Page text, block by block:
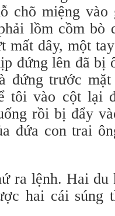
chõ miệng vào
lồm cồm bò
mất dây, một
đứng lên đã bị
đứng trước
tôi vào cột lại
rồi bị đẩy
đứa con trai
ra lệnh. Hai du
hai cái súng